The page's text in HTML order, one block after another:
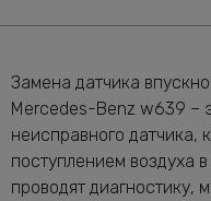
Замена датчика
Mercedes-Benz w639 –
неисправного датчика,
поступлением воздуха
проводят диагностику,